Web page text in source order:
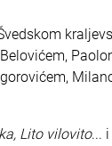
Lito vilovito...